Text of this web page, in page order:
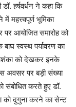
हर्षवर्धन ने कहा कि
महत्त्वपूर्ण भूमिका
आयोजित समारोह को
बाघ स्वस्थ पर्यावरण का
को देखकर इनके
अवसर पर बड़ी संख्या
संबोधित करते हुए डॉ.
को दुगुना करने का सेन्ट